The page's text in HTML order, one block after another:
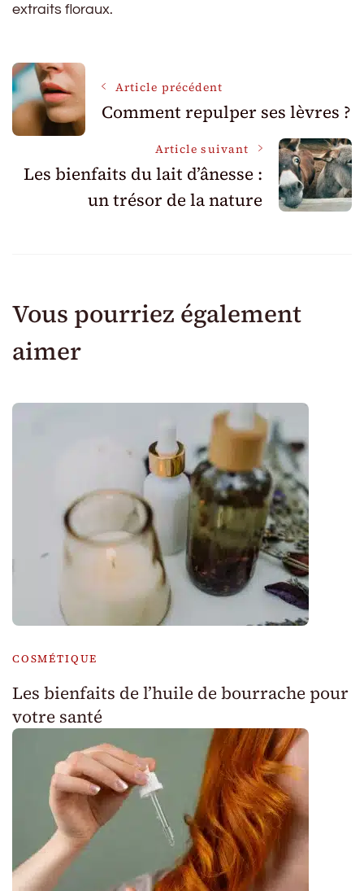
extraits floraux.
Navigation
des
articles
Article précédent
Comment repulper ses lèvres ?
Article suivant
Les bienfaits du lait d’ânesse :
un trésor de la nature
Vous pourriez également
aimer
COSMÉTIQUE
Les bienfaits de l’huile de bourrache pour
votre santé